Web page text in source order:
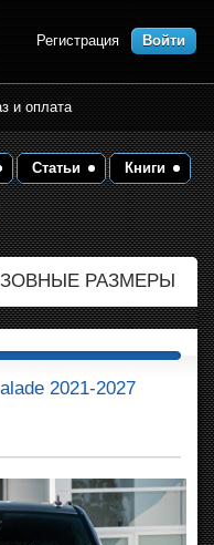
Регистрация Войти
и оплата
Статьи Книги
РАЗМЕРЫ
2021-2027